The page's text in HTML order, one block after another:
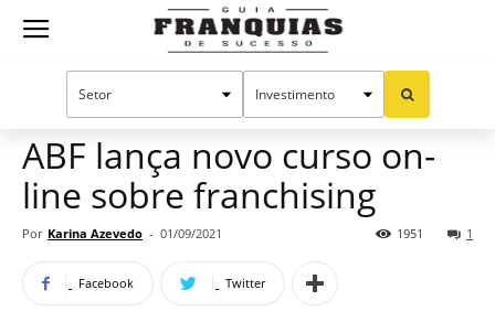
Guia
Mercado de franquias
ABF lança novo curso on-
line sobre franchising
Por Karina Azevedo - 01/09/2021 1
1951
Facebook Twitter